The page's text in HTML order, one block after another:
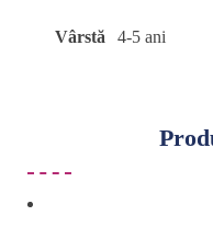
Vârstă 4-5 ani